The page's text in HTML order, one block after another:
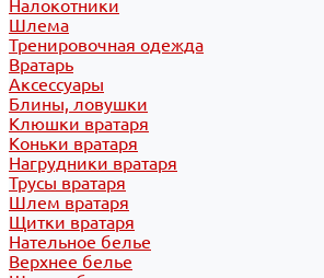
Налокотники
Шлема
Тренировочная одежда
Вратарь
Аксессуары
Блины, ловушки
Клюшки вратаря
Коньки вратаря
Нагрудники вратаря
Трусы вратаря
Шлем вратаря
Щитки вратаря
Нательное белье
Верхнее белье